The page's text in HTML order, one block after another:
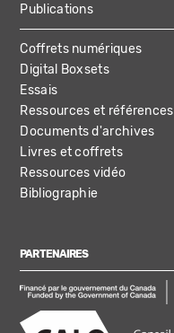
Publications
Coffrets numériques
Digital Boxsets
Essais
Ressources et références
Documents d'archives
Livres et coffrets
Ressources vidéo
Bibliographie
PARTENAIRES